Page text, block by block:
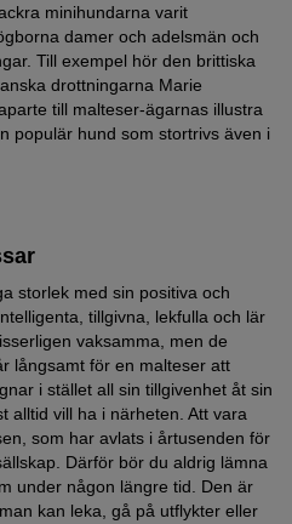
minihundarna varit
damer och adelsmän och
Till exempel hör den brittiska
drottningarna Marie
till malteser-ägarnas illustra
populär hund som stortrivs även i
storlek med sin positiva och
tillgivna, lekfulla och lär
vaksamma, men de
långsamt för en malteser att
i stället all sin tillgivenhet åt sin
alltid vill ha i närheten. Att vara
som har avlats i årtusenden för
Därför bör du aldrig lämna
under någon längre tid. Den är
kan leka, gå på utflykter eller